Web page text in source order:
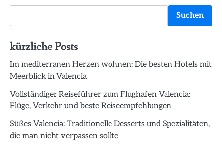
Suchen
kürzliche Posts
Im mediterranen Herzen wohnen: Die besten Hotels mit
Meerblick in Valencia
Vollständiger Reiseführer zum Flughafen Valencia:
Flüge, Verkehr und beste Reiseempfehlungen
Süßes Valencia: Traditionelle Desserts und Spezialitäten,
die man nicht verpassen sollte